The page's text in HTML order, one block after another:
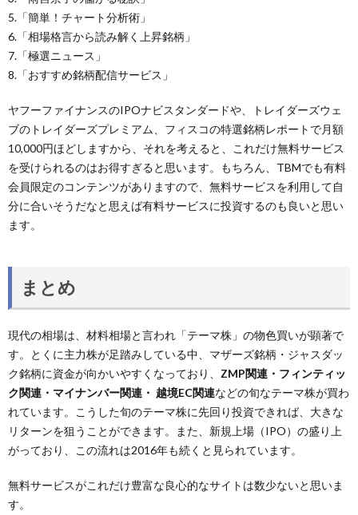
5.「簡単！チャート分析術」
6.「相場格言から読み解く上昇銘柄」
7.「極選ニュース」
8.「おすすめ銘柄配信サービス」
ヤフーファイナンスのIPOナビスタンダードや、トレイダーズウェ
ブのトレイダーズプレミアム、フィスコの特選銘柄レポートで月額
10,000円ほどしますから、それを考えると、これだけ無料サービス
を受けられるのはお得すぎると思います。もちろん、TBMでも有料
会員限定のコンテンツがありますので、無料サービスを利用して自
分に合いそうだなと思えば有料サービスに投資するのも良いと思い
ます。
まとめ
現代の相場は、材料相場と言われ「テーマ株」の物色買いが顕著で
す。とくに主力株が足踏みしている中、マザーズ銘柄・ジャスダッ
ク銘柄に資金が向かいやすくなっており、 ZMP関連・フィンティッ
ク関連・マイナンバー関連・ 越境EC関連などの旬なテーマ株が買わ
れています。こうした旬のテーマ株に先回り投資できれば、大きな
リターンを狙うことができます。また、新規上場（IPO）の盛り上
がっており、この流れは2016年も続くと見られています。
無料サービスがこれだけ豊富な良心的なサイトは数少ないと思いま
す。